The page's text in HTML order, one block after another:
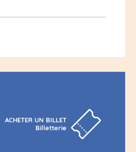
ACHETER UN BILLET
Billetterie